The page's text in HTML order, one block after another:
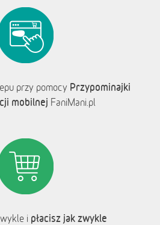
przy pomocy Przypominajki
mobilnej FaniMani.pl
i płacisz jak zwykle